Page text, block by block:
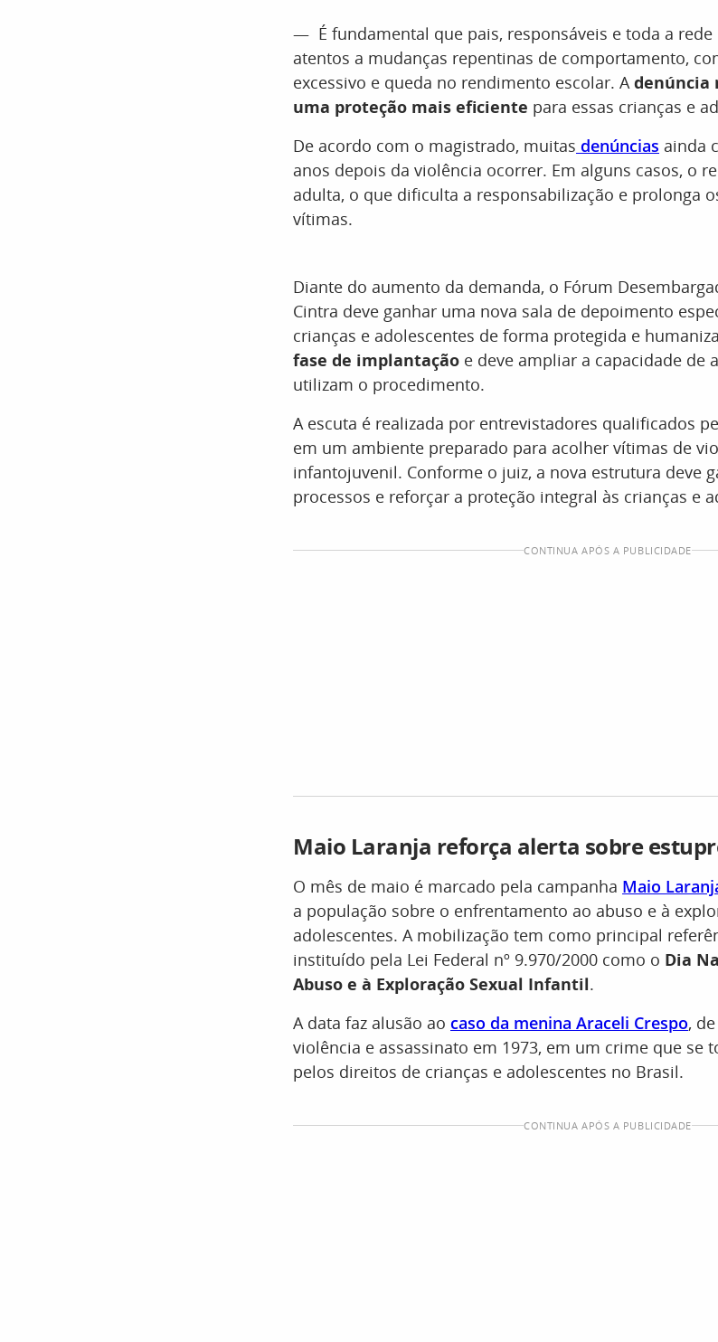
— É fundamental que pais, responsáveis e toda a rede
atentos a mudanças repentinas de comportamento,
excessivo e queda no rendimento escolar. Adenúncia
uma proteção mais eficiente para essas crianças e
De acordo com o magistrado, muitas denúncias ainda
anos depois da violência ocorrer. Em alguns casos, o
adulta, o que dificulta a responsabilização e prolonga
vítimas.
Diante do aumento da demanda, o Fórum
Cintra deve ganhar uma nova sala de depoimento
crianças e adolescentes de forma protegida e
fase de implantação e deve ampliar a capacidade de
utilizam o procedimento.
A escuta é realizada por entrevistadores qualificados
em um ambiente preparado para acolher vítimas de
infantojuvenil. Conforme o juiz, a nova estrutura deve
processos e reforçar a proteção integral às crianças e
CONTINUA APÓS A PUBLICIDADE
Maio Laranja reforça alerta sobre
O mês de maio é marcado pela campanha Maio
a população sobre o enfrentamento ao abuso e à
adolescentes. A mobilização tem como principal
instituído pela Lei Federal nº 9.970/2000 como o Dia
Abuso e à Exploração Sexual Infantil.
A data faz alusão ao caso da menina Araceli Crespo,
violência e assassinato em 1973, em um crime que se
pelos direitos de crianças e adolescentes no Brasil.
CONTINUA APÓS A PUBLICIDADE